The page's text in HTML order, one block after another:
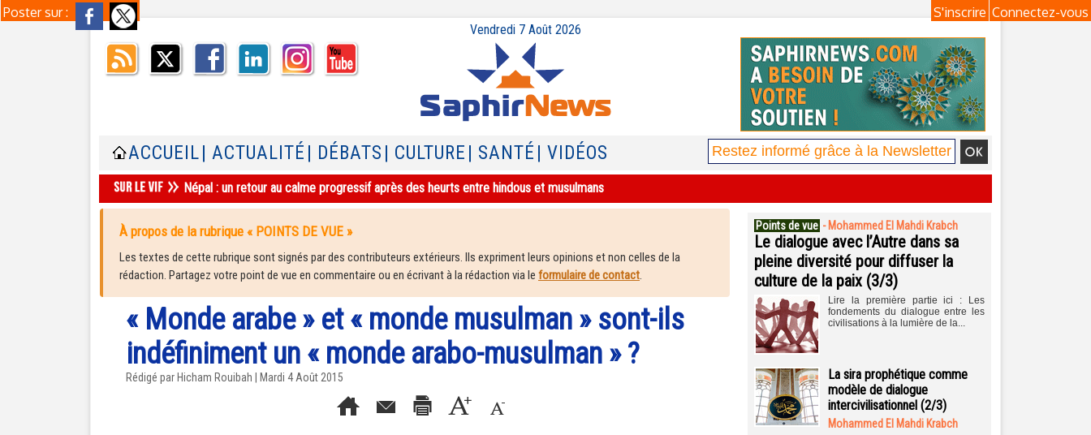
Poster sur : Connectez-vous
S'inscrire
Vendredi 7 Août 2026
ACCUEIL | ACTUALITÉ | DÉBATS | CULTURE | SANTÉ | VIDÉOS
Népal : un retour au calme progressif après des heurts entre hindous et musulmans
À propos de la rubrique « POINTS DE VUE »
Les textes de cette rubrique sont signés par des contributeurs extérieurs. Ils expriment leurs opinions et non celles de la
rédaction. Partagez votre point de vue en commentaire ou en écrivant à la rédaction via le formulaire de contact.
« Monde arabe » et « monde musulman » sont-ils
indéfiniment un « monde arabo-musulman » ?
Rédigé par Hicham Rouibah | Mardi 4 Août 2015
Points de vue - Mohammed El Mahdi Krabch
Le dialogue avec l’Autre dans sa
pleine diversité pour diffuser la
culture de la paix (3/3)
Lire la première partie ici : Les
fondements du dialogue entre les
civilisations à la lumière de la...
La sira prophétique comme
modèle de dialogue
intercivilisationnel (2/3)
Mohammed El Mahdi Krabch